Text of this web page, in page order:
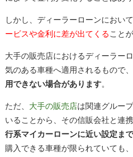
しかし、ディーラーローンにおいて
ービスや金利に差が出てくる こと
大手の販売店におけるディーラー
気のある車種へ適用されるもので
用できない場合があります
ただ、 大手の販売店は関連グルー
いることから、その信販会社と連携
行系マイカーローンに近い設定ま
購入できる車種が限られていても